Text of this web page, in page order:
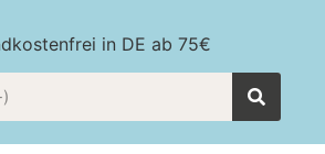
in DE ab 75€